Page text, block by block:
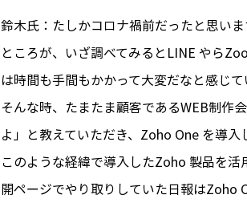
鈴木氏：たしかコロナ禍前だったと思い
ところが、いざ調べてみるとLINE やら
は時間も手間もかかって大変だなと感じて
そんな時、たまたま顧客であるWEB制作
よ」と教えていただき、Zoho One を導入
このような経緯で導入したZoho 製品を
開ページでやり取りしていた日報はZoho